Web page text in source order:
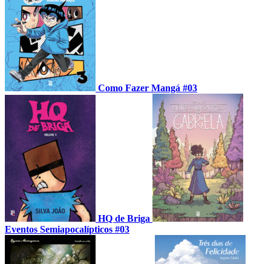
Como Fazer Mangá #03
HQ de Briga
Eventos Semiapocalípticos #03